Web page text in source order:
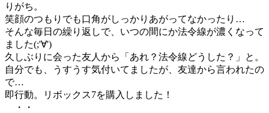
りがち。
笑顔のつもりでも口角がしっかりあがってなかったり…
そんな毎日の繰り返しで、いつの間にか法令線が濃くなって
ました(;'∀')
久しぶりに会った友人から「あれ？法令線どうした？」と。
自分でも、うすうす気付いてましたが、友達から言われたの
で…
即行動。リボックス7を購入しました！
・・